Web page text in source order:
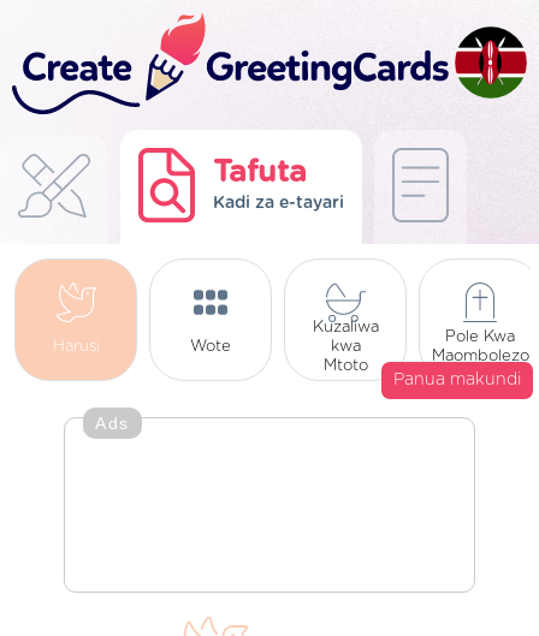
Tafuta
Kadi za e-tayari
Harusi Wote
Kuzaliwa
kwa
Mtoto
Pole Kwa
Maombolezo
Panua makundi
Ads